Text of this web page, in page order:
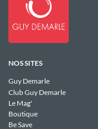
NOS SITES
Guy Demarle
Club Guy Demarle
Le Mag'
Boutique
Be Save